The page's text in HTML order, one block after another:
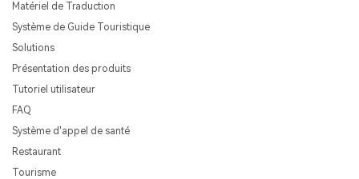
Matériel de Traduction
Système de Guide Touristique
Solutions
Présentation des produits
Tutoriel utilisateur
FAQ
Système d'appel de santé
Restaurant
Tourisme